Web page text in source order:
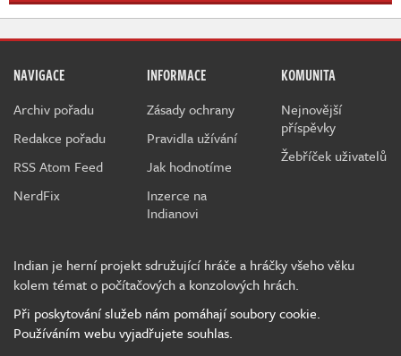
NAVIGACE
Archiv pořadu
Redakce pořadu
RSS Atom Feed
NerdFix
INFORMACE
Zásady ochrany
Pravidla užívání
Jak hodnotíme
Inzerce na
Indianovi
KOMUNITA
Nejnovější
příspěvky
Žebříček uživatelů
Indian je herní projekt sdružující hráče a hráčky všeho věku
kolem témat o počítačových a konzolových hrách.
Při poskytování služeb nám pomáhají soubory cookie.
Používáním webu vyjadřujete souhlas.